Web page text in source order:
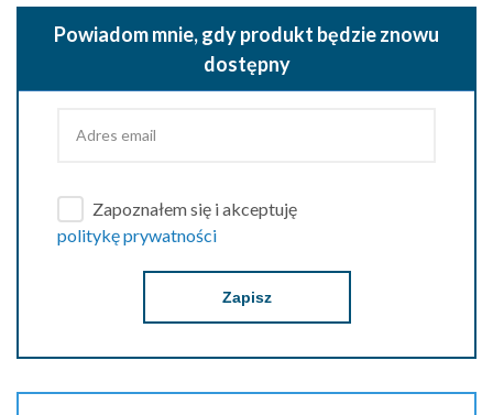
Powiadom mnie, gdy produkt będzie znowu
dostępny
Zapoznałem się i akceptuję
politykę prywatności
Zapisz